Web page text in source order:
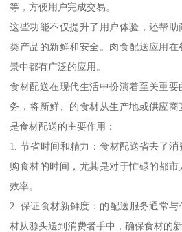
等，方便用户完成交易。
这些功能不仅提升了用户体验，还帮
类产品的新鲜和安全。肉食配送应用
景中都有广泛的应用。
食材配送在现代生活中扮演着至关重
务，将新鲜、的食材从生产地或供应
是食材配送的主要作用：
1. 节省时间和精力：食材配送省去了
购食材的时间，尤其是对于忙碌的都
效率。
2. 保证食材新鲜度：的配送服务通常
材从源头送到消费者手中，确保食材的新